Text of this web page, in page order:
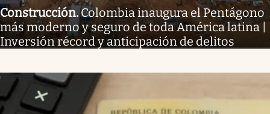
Construcción.Colombia inaugura el Pentágono
más moderno y seguro de toda América latina |
Inversión récord y anticipación de delitos